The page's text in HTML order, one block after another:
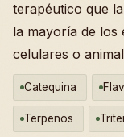
terapéutico que
la mayoría de los
celulares o
Catequina
Terpenos